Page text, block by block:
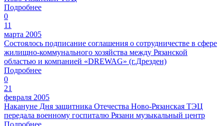
Подробнее
0
11
марта 2005
Состоялось подписание соглашения о сотрудничестве в сфере
жилищно-коммунального хозяйства между Рязанской
областью и компанией «DREWAG» (г.Дрезден)
Подробнее
0
21
февраля 2005
Накануне Дня защитника Отечества Ново-Рязанская ТЭЦ
передала военному госпиталю Рязани музыкальный центр
Подробнее